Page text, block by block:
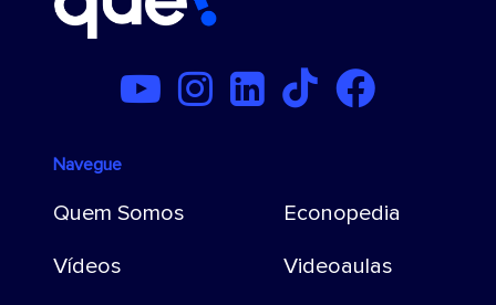
Navegue
Quem Somos
Vídeos
Econopedia
Videoaulas